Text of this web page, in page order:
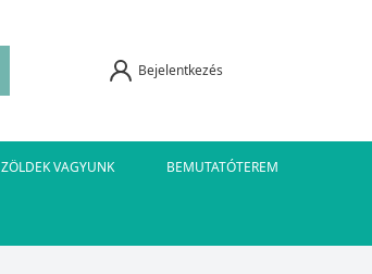
Bejelentkezés
ZÖLDEK VAGYUNK BEMUTATÓTEREM